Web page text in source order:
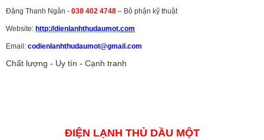
Đặng Thanh Ngân - 038 402 4748 – Bộ phận kỹ thuật
Website: http://dienlanhthudaumot.com
Email: codienlanhthudaumot@gmail.com
Chất lượng - Uy tín - Cạnh tranh
ĐIỆN LẠNH THỦ DẦU MỘT